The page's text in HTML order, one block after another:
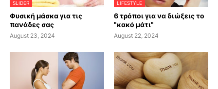
SLIDER
Φυσική μάσκα για τις
πανάδες σας
August 23, 2024
LIFESTYLE
6 τρόποι για να διώξεις το
"κακό μάτι"
August 22, 2024